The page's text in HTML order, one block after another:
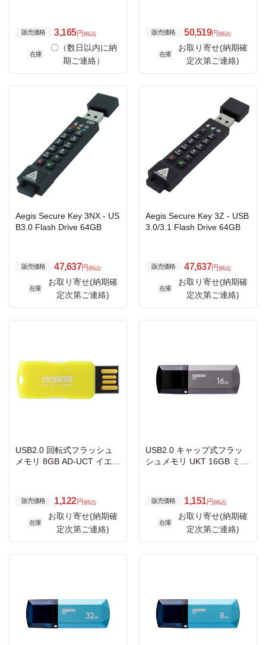
販売価格 3,165円 (税込)
在庫
〇（数日以内に納
期ご連絡）
販売価格 50,519円 (税込)
在庫
お取り寄せ(納期確
定次第ご連絡)
Aegis Secure Key 3NX - US
B3.0 Flash Drive 64GB
販売価格 47,637円 (税込)
在庫
お取り寄せ(納期確
定次第ご連絡)
Aegis Secure Key 3Z - USB
3.0/3.1 Flash Drive 64GB
販売価格 47,637円 (税込)
在庫
お取り寄せ(納期確
定次第ご連絡)
USB2.0 回転式フラッシュ
メモリ 8GB AD-UCT イエロ
販売価格 1,122円 (税込)
在庫
お取り寄せ(納期確
定次第ご連絡)
USB2.0 キャップ式フラッ
シュメモリ UKT 16GB ミッ
販売価格 1,151円 (税込)
在庫
お取り寄せ(納期確
定次第ご連絡)